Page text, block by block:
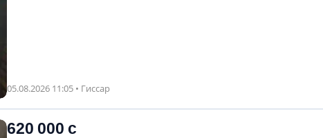
05.08.2026 11:05 • Гиссар
620 000 с